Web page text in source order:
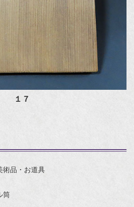
１７
術品・お道具
筒